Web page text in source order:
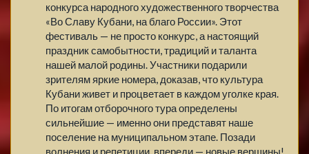
конкурса народного художественного творчества
«Во Славу Кубани, на благо России». Этот
фестиваль — не просто конкурс, а настоящий
праздник самобытности, традиций и таланта
нашей малой родины. Участники подарили
зрителям яркие номера, доказав, что культура
Кубани живет и процветает в каждом уголке края.
По итогам отборочного тура определены
сильнейшие — именно они представят наше
поселение на муниципальном этапе. Позади
волнения и репетиции, впереди — новые вершины!